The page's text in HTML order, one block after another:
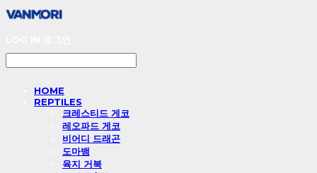
HOME
REPTILES
크레스티드 게코
레오파드 게코
비어디 드래곤
도마뱀
육지 거북